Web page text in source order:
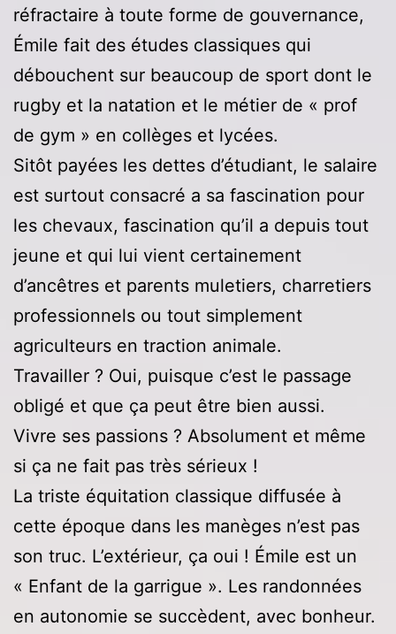
réfractaire à toute forme de gouvernance,
Émile fait des études classiques qui
débouchent sur beaucoup de sport dont le
rugby et la natation et le métier de « prof
de gym » en collèges et lycées.
Sitôt payées les dettes d’étudiant, le salaire
est surtout consacré a sa fascination pour
les chevaux, fascination qu’il a depuis tout
jeune et qui lui vient certainement
d’ancêtres et parents muletiers, charretiers
professionnels ou tout simplement
agriculteurs en traction animale.
Travailler ? Oui, puisque c’est le passage
obligé et que ça peut être bien aussi.
Vivre ses passions ? Absolument et même
si ça ne fait pas très sérieux !
La triste équitation classique diffusée à
cette époque dans les manèges n’est pas
son truc. L’extérieur, ça oui ! Émile est un
« Enfant de la garrigue ». Les randonnées
en autonomie se succèdent, avec bonheur.